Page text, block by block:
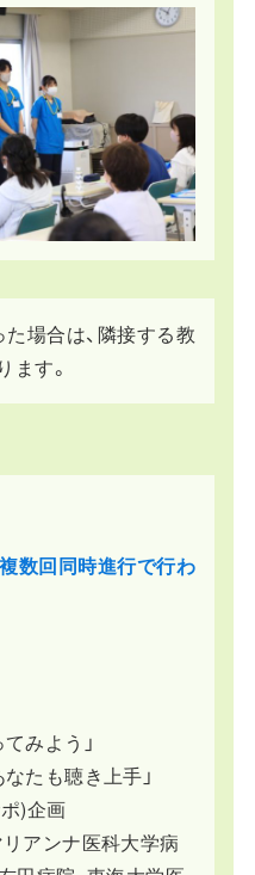
場合は、隣接する教
ます。
数回同時進行で行わ
みよう」
たも聴き上手」
)企画
アンナ医科大学病